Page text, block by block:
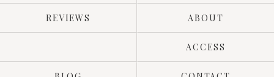
REVIEWS ABOUT
ACCESS